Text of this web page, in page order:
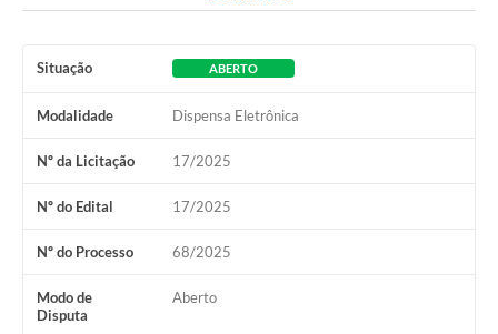
Situação ABERTO
Modalidade Dispensa Eletrônica
Nº da Licitação 17/2025
Nº do Edital 17/2025
Nº do Processo 68/2025
Modo de
Disputa
Aberto